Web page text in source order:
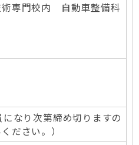
術専門校内 自動車整備科
なり次第締め切りますの
ださい。）